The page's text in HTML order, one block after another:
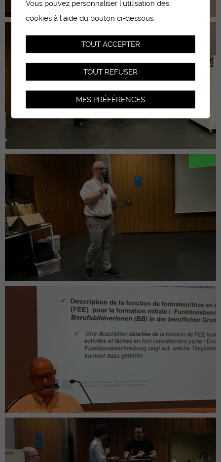
Vous pouvez personnaliser l'utilisation des
cookies à l'aide du bouton ci-dessous.
TOUT ACCEPTER
TOUT REFUSER
MES PRÉFÉRENCES